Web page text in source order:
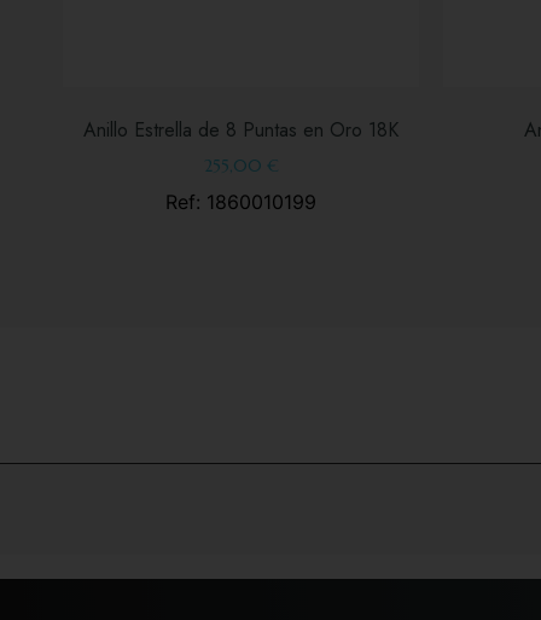
Anillo Estrella de 8 Puntas en Oro 18K
255,00 €
Ref: 1860010199